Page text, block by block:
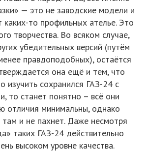
— это не заводские модели и
то профильных ателье. Это
творчества. Во всяком случае,
убедительных версий (путём
правдоподобных), остаётся
она ещё и тем, что
изучить сохранился ГАЗ-24 с
то станет понятно – всё они
отличия минимальны, однако
там и не пахнет. Даже несмотря
таких ГАЗ-24 действительно
высоком уровне качества.